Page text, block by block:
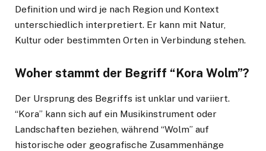
Definition und wird je nach Region und Kontext
unterschiedlich interpretiert. Er kann mit Natur,
Kultur oder bestimmten Orten in Verbindung stehen.
Woher stammt der Begriff “Kora Wolm”?
Der Ursprung des Begriffs ist unklar und variiert.
“Kora” kann sich auf ein Musikinstrument oder
Landschaften beziehen, während “Wolm” auf
historische oder geografische Zusammenhänge